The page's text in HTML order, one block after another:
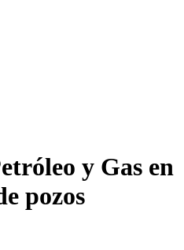
y Gas en
pozos